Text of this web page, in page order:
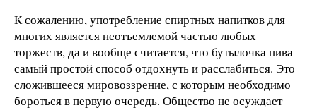
К сожалению, употребление спиртных напитков для
многих является неотъемлемой частью любых
торжеств, да и вообще считается, что бутылочка пива –
самый простой способ отдохнуть и расслабиться. Это
сложившееся мировоззрение, с которым необходимо
бороться в первую очередь. Общество не осуждает